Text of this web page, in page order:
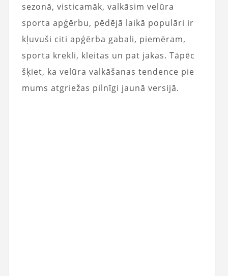
sezonā, visticamāk, valkāsim velūra
sporta apģērbu, pēdējā laikā populāri ir
kļuvuši citi apģērba gabali, piemēram,
sporta krekli, kleitas un pat jakas. Tāpēc
šķiet, ka velūra valkāšanas tendence pie
mums atgriežas pilnīgi jaunā versijā.